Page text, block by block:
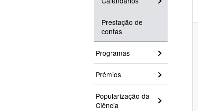
Prestação de
contas
Programas
Prêmios
Popularização da
Ciência